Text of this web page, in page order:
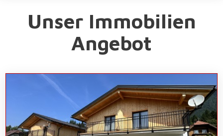
Unser Immobilien
Angebot